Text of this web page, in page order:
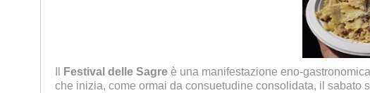
Festival delle Sagre è una manifestazione eno-
che inizia, come ormai da consuetudine consolidata, il sabato